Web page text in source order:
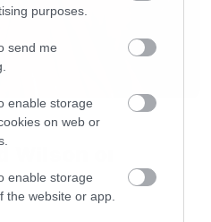
purposes.
send me
enable storage
on web or
enable storage
the website or app.
Metallica…
Wilson οι